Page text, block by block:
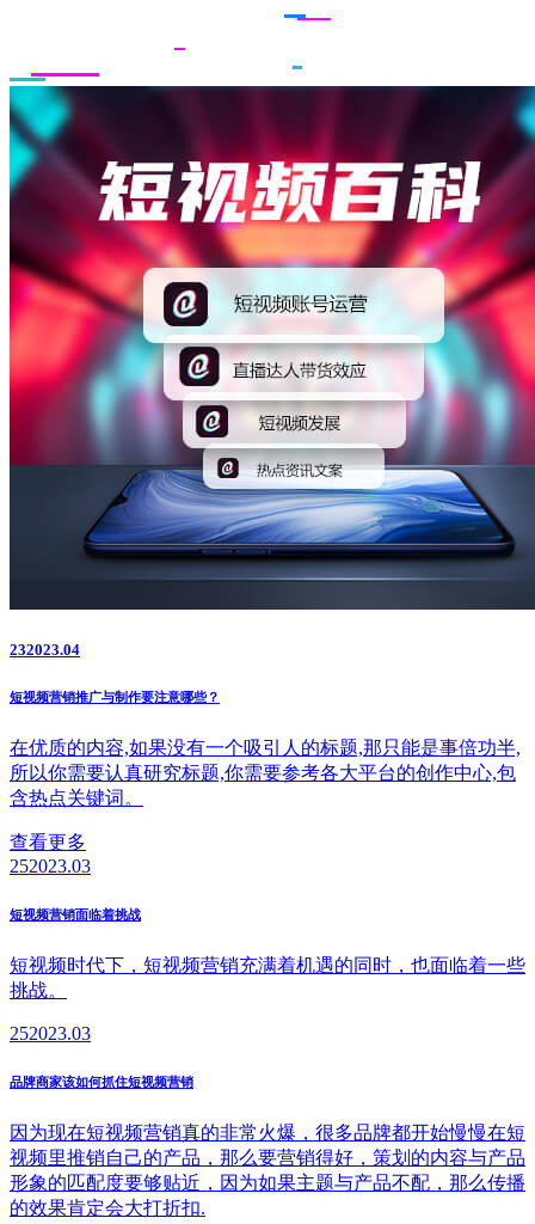
232023.04
短视频营销推广与制作要注意哪些？
在优质的内容,如果没有一个吸引人的标题,那只能是事倍功半,
所以你需要认真研究标题,你需要参考各大平台的创作中心,包
含热点关键词。
查看更多
252023.03
短视频营销面临着挑战
短视频时代下，短视频营销充满着机遇的同时，也面临着一些
挑战。
252023.03
品牌商家该如何抓住短视频营销
因为现在短视频营销真的非常火爆，很多品牌都开始慢慢在短
视频里推销自己的产品，那么要营销得好，策划的内容与产品
形象的匹配度要够贴近，因为如果主题与产品不配，那么传播
的效果肯定会大打折扣.